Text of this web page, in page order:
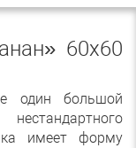
60х60
один большой
имеет форму